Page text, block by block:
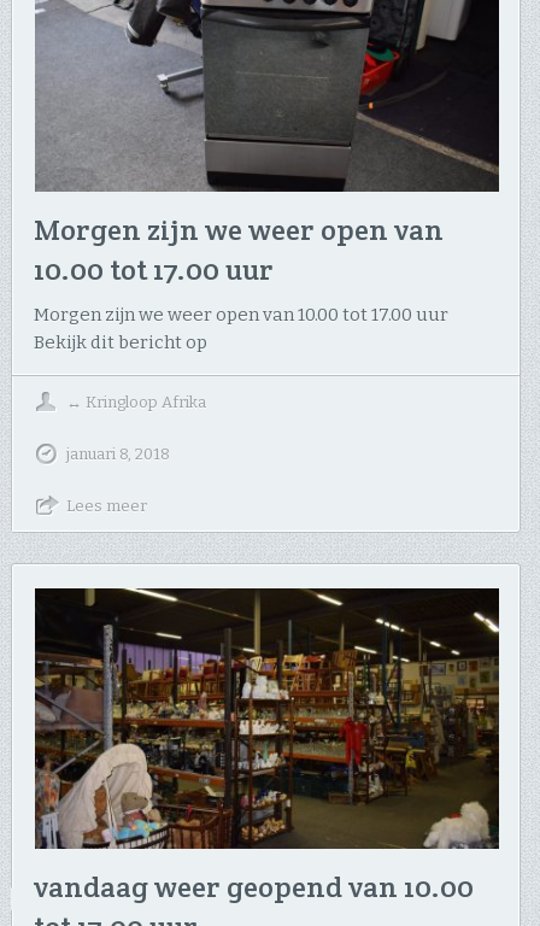
Morgen zijn we weer open van
10.00 tot 17.00 uur
Morgen zijn we weer open van 10.00 tot 17.00 uur
Bekijk dit bericht op
↔ Kringloop Afrika
januari 8, 2018
Lees meer
vandaag weer geopend van 10.00